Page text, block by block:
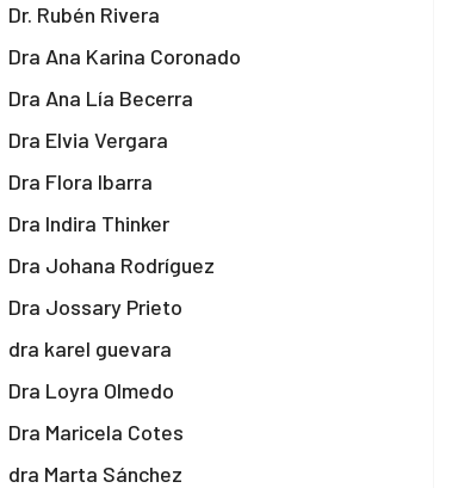
Dr. Rubén Rivera
Dra Ana Karina Coronado
Dra Ana Lía Becerra
Dra Elvia Vergara
Dra Flora Ibarra
Dra Indira Thinker
Dra Johana Rodríguez
Dra Jossary Prieto
dra karel guevara
Dra Loyra Olmedo
Dra Maricela Cotes
dra Marta Sánchez